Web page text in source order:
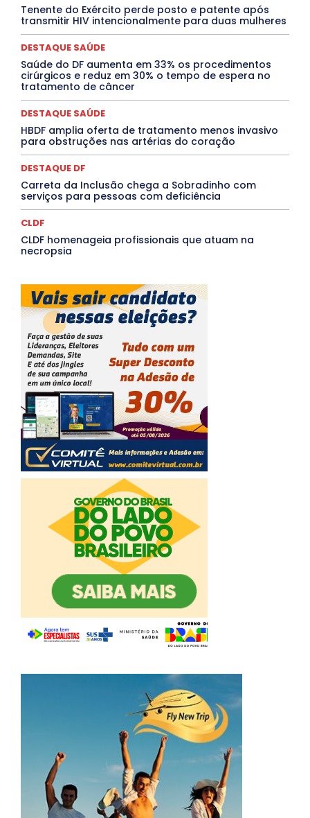
MÚSICA
O Plantonista Opinião Oropouche
Paraíba
Paraná Pernambuco Piauí
POLÍTICA
PROCESSO SELETIVO
PUBLIEDITORIAL
QUALIFICAÇÃO PROFISSIONAL
Rio de Janeiro
Rio Grande do Sul
Roraima
Santa Catarina
São Paulo SARAMPO
SAÚDE
Saúde Agora
TÁ FROID?
TEATRO TECNOLOGIA
TIC TAC
Mais
Tenente do Exército perde posto e patente após
transmitir HIV intencionalmente para duas mulheres
DESTAQUE SAÚDE
Saúde do DF aumenta em 33% os procedimentos
cirúrgicos e reduz em 30% o tempo de espera no
tratamento de câncer
DESTAQUE SAÚDE
HBDF amplia oferta de tratamento menos invasivo
para obstruções nas artérias do coração
DESTAQUE DF
Carreta da Inclusão chega a Sobradinho com
serviços para pessoas com deficiência
CLDF
CLDF homenageia profissionais que atuam na
necropsia